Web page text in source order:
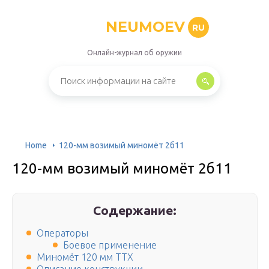
NEUMOEV RU
Онлайн-журнал об оружии
Home 120-мм возимый миномёт 2б11
120-мм возимый миномёт 2б11
Содержание:
Операторы
Боевое применение
Миномёт 120 мм ТТХ